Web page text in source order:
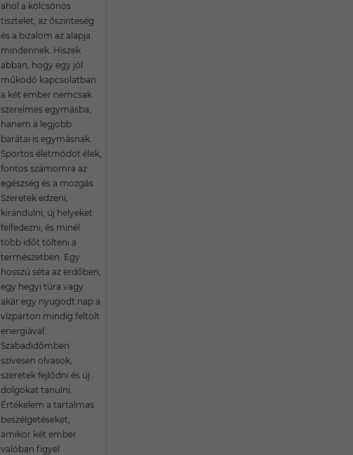
ahol a kölcsönös
tisztelet, az őszinteség
és a bizalom az alapja
mindennek. Hiszek
abban, hogy egy jól
működő kapcsolatban
a két ember nemcsak
szerelmes egymásba,
hanem a legjobb
barátai is egymásnak.
Sportos életmódot élek,
fontos számomra az
egészség és a mozgás.
Szeretek edzeni,
kirándulni, új helyeket
felfedezni, és minél
több időt tölteni a
természetben. Egy
hosszú séta az erdőben,
egy hegyi túra vagy
akár egy nyugodt nap a
vízparton mindig feltölt
energiával.
Szabadidőmben
szívesen olvasok,
szeretek fejlődni és új
dolgokat tanulni.
Értékelem a tartalmas
beszélgetéseket,
amikor két ember
valóban figyel